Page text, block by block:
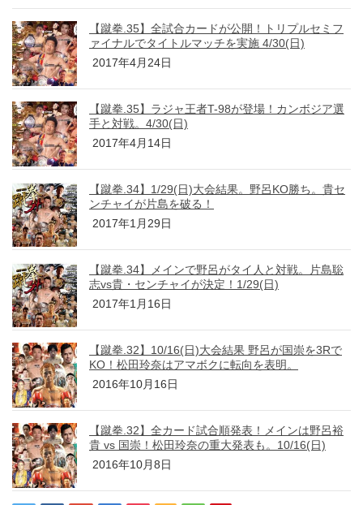
【蹴拳.35】全試合カードが公開！トリプルセミフ
ァイナルでタイトルマッチを実施 4/30(日)
2017年4月24日
【蹴拳.35】ラジャ王者T-98が登場！カンボジア選
手と対戦。4/30(日)
2017年4月14日
【蹴拳.34】1/29(日)大会結果。野呂KO勝ち。貴セ
ンチャイが片島を破る！
2017年1月29日
【蹴拳.34】メインで野呂がタイ人と対戦。片島聡
志vs貴・センチャイが決定！1/29(日)
2017年1月16日
【蹴拳.32】10/16(日)大会結果 野呂が国崇を3Rで
KO！松田玲奈はアマボクに転向を表明。
2016年10月16日
【蹴拳.32】全カード試合順発表！メインは野呂裕
貴 vs 国崇！松田玲奈の重大発表も。10/16(日)
2016年10月8日